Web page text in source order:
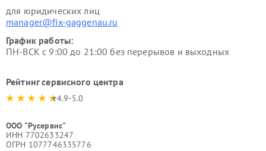
для юридических лиц
manager@fix-gaggenau.ru
График работы:
ПН-ВСК с 9:00 до 21:00 без перерывов и выходных
Рейтинг сервисного центра
4.9-5.0
ООО "Русервис"
ИНН 7702633247
ОГРН 1077746335776